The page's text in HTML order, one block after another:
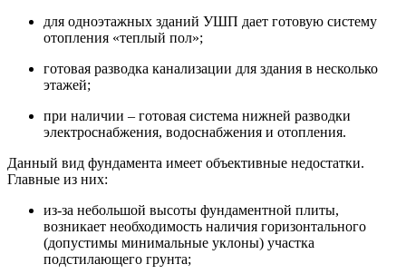
для одноэтажных зданий УШП дает готовую систему
отопления «теплый пол»;
готовая разводка канализации для здания в несколько
этажей;
при наличии – готовая система нижней разводки
электроснабжения, водоснабжения и отопления.
Данный вид фундамента имеет объективные недостатки.
Главные из них:
из-за небольшой высоты фундаментной плиты,
возникает необходимость наличия горизонтального
(допустимы минимальные уклоны) участка
подстилающего грунта;